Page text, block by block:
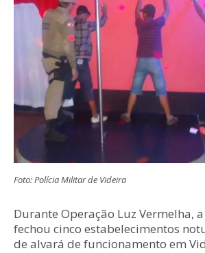
Foto: Polícia Militar de Videira
Durante Operação Luz Vermelha,
fechou cinco estabelecimentos
de alvará de funcionamento em